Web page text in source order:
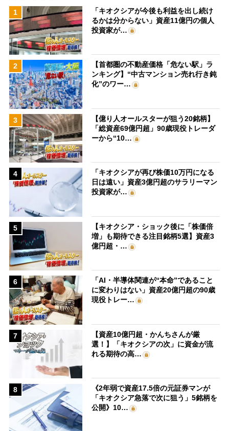
1
「キオクシアが今後も利益を出し続け
るかは分からない」資産11億円の個人
投資家が…
2
【首都圏の不動産価格「危ない駅」ラ
ンキング】“中古マンション売れ行き鈍
化”のワー…
3
【億り人オールスターが狙う20銘柄】
「総資産69億円超」90歳現役トレーダ
ーから“10…
4
「キオクシアが再び株価10万円になる
日は遠い」資産3億円超のサラリーマン
投資家が…
5
【キオクシア・ショック後に「株価倍
増」も期待できる注目銘柄5選】資産3
億円超・…
6
「AI・半導体関連が“本命”であること
に変わりはない」資産20億円超の90歳
現役トレー…
7
【資産10億円超・かんちさんが厳
選！】「キオクシアの次」に資金が流
れる期待の高…
8
《2年弱で資産17.5倍の元証券マンが
「キオクシア急落で次に狙う」5銘柄を
公開》10…